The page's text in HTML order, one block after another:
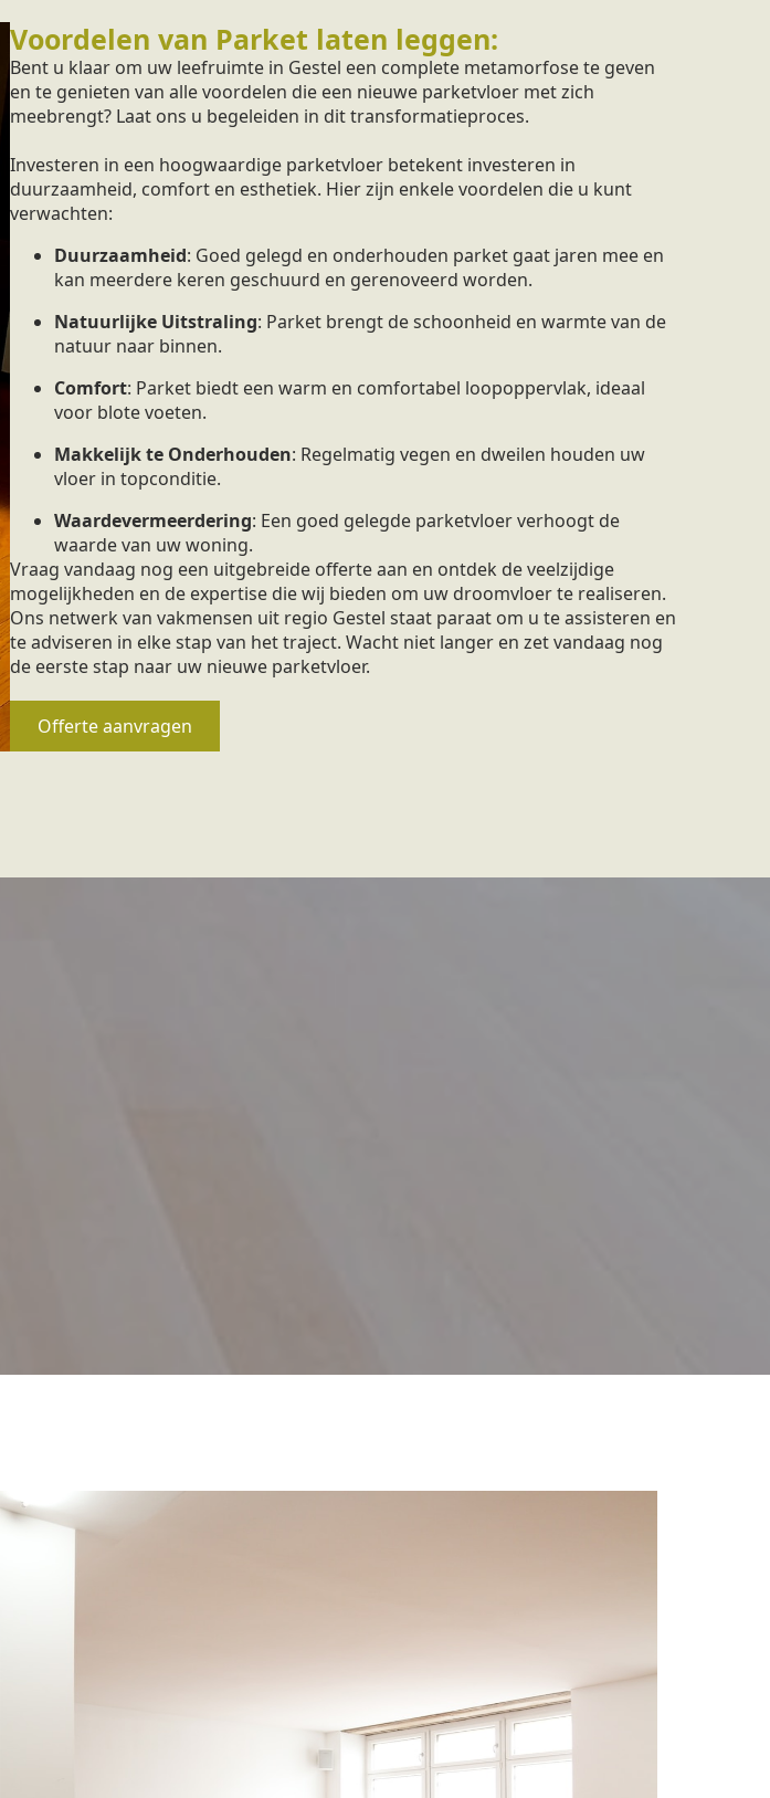
Voordelen van Parket laten leggen:
Bent u klaar om uw leefruimte in Gestel een complete metamorfose te geven
en te genieten van alle voordelen die een nieuwe parketvloer met zich
meebrengt? Laat ons u begeleiden in dit transformatieproces.
Investeren in een hoogwaardige parketvloer betekent investeren in
duurzaamheid, comfort en esthetiek. Hier zijn enkele voordelen die u kunt
verwachten:
Duurzaamheid: Goed gelegd en onderhouden parket gaat jaren mee en
kan meerdere keren geschuurd en gerenoveerd worden.
Natuurlijke Uitstraling: Parket brengt de schoonheid en warmte van de
natuur naar binnen.
Comfort: Parket biedt een warm en comfortabel loopoppervlak, ideaal
voor blote voeten.
Makkelijk te Onderhouden: Regelmatig vegen en dweilen houden uw
vloer in topconditie.
Waardevermeerdering: Een goed gelegde parketvloer verhoogt de
waarde van uw woning.
Vraag vandaag nog een uitgebreide offerte aan en ontdek de veelzijdige
mogelijkheden en de expertise die wij bieden om uw droomvloer te realiseren.
Ons netwerk van vakmensen uit regio Gestel staat paraat om u te assisteren en
te adviseren in elke stap van het traject. Wacht niet langer en zet vandaag nog
de eerste stap naar uw nieuwe parketvloer.
Offerte aanvragen